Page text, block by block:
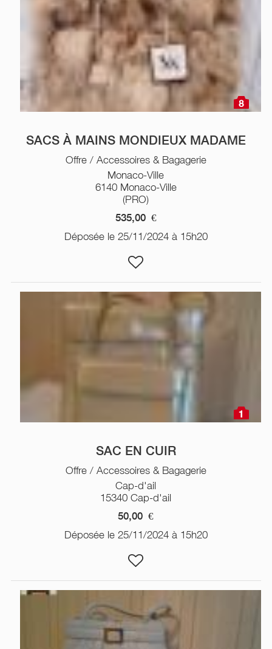
8
SACS À MAINS MONDIEUX MADAME
Offre / Accessoires & Bagagerie
Monaco-Ville
6140 Monaco-Ville
(PRO)
535,00 €
Déposée le 25/11/2024 à 15h20
1
SAC EN CUIR
Offre / Accessoires & Bagagerie
Cap-d'ail
15340 Cap-d'ail
50,00 €
Déposée le 25/11/2024 à 15h20